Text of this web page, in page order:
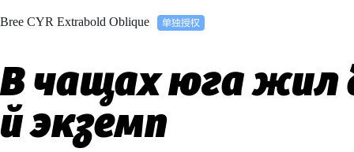
Bree CYR Extrabold Oblique
В чащах юга жил
й экземп